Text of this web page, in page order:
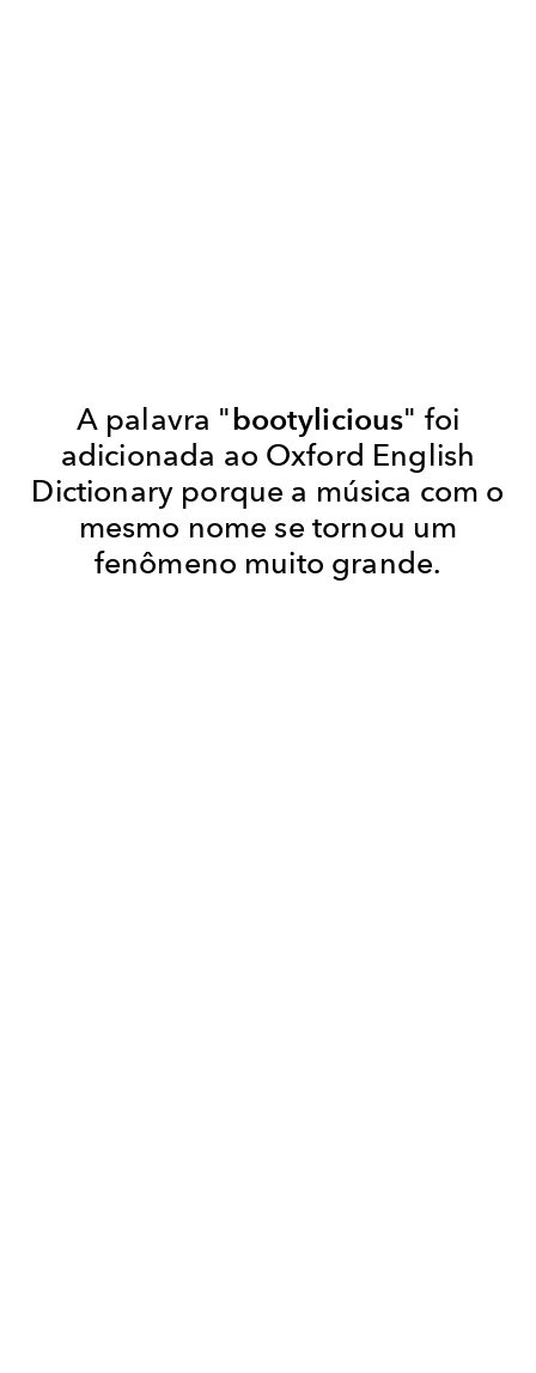
A palavra "bootylicious" foi
adicionada ao Oxford English
Dictionary porque a música com o
mesmo nome se tornou um
fenômeno muito grande.